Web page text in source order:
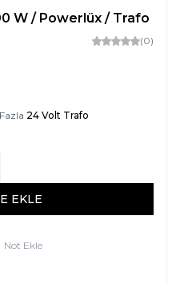
W / Powerlüx / Trafo
(0)
24 Volt Trafo
EKLE
Not Ekle